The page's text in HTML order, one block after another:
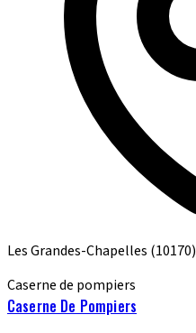
Les Grandes-Chapelles (10170)
Caserne de pompiers
Caserne De Pompiers